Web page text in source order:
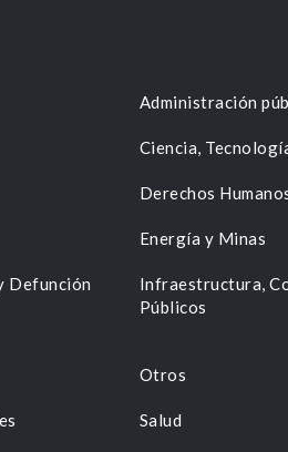
Administración
Ciencia,
Derechos
Energía y Minas
Defunción
Infraestructura,
Públicos
Otros
Salud